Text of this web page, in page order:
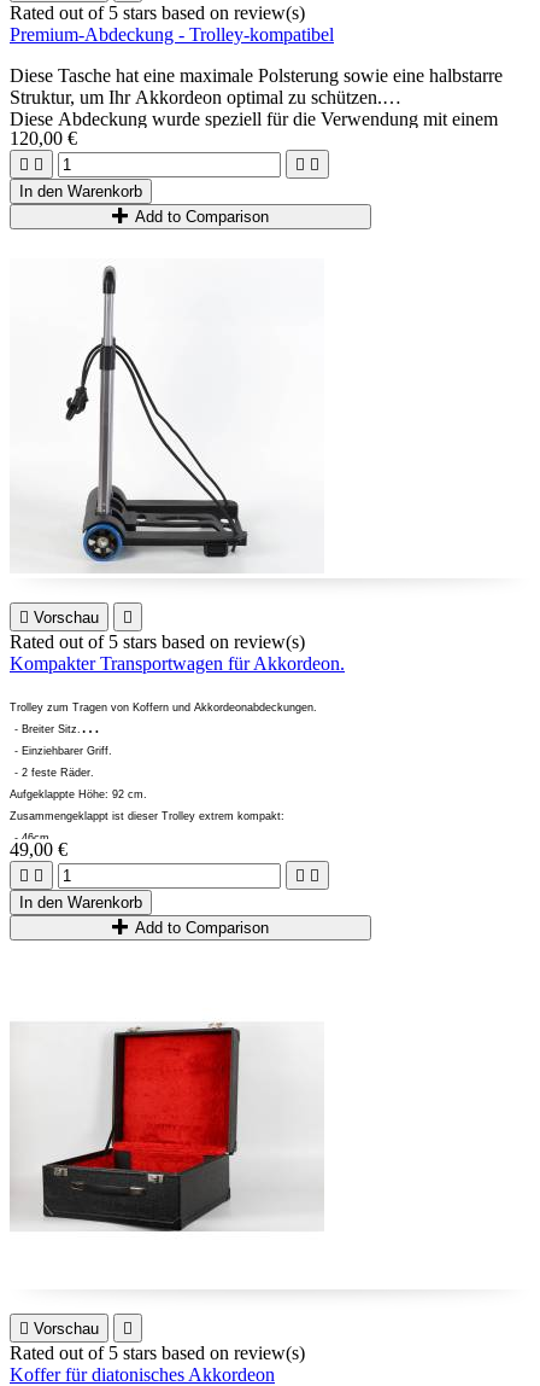
Rated out of 5 stars based on review(s)
Premium-Abdeckung - Trolley-kompatibel
Diese Tasche hat eine maximale Polsterung sowie eine halbstarre
Struktur, um Ihr Akkordeon optimal zu schützen.
Diese Abdeckung wurde speziell für die Verwendung mit einem
Trolley entwickelt (separat erhältlich – siehe Seitenende).
Die einfache und komfortable Lösung für den Transport großer
Akkordeons.
120,00 €
   
In den Warenkorb
Add to Comparison
 Vorschau 
Rated out of 5 stars based on review(s)
Kompakter Transportwagen für Akkordeon.
Trolley zum Tragen von Koffern und Akkordeonabdeckungen.
- Breiter Sitz.
- Einziehbarer Griff.
- 2 feste Räder.
Aufgeklappte Höhe: 92 cm.
Zusammengeklappt ist dieser Trolley extrem kompakt:
- 46cm.
- 25cm.
- 8cm.
Sehr leicht (1,2 kg), kann eine Akkordeonabdeckung oder einen Akkordeonkoffer tragen.
49,00 €
   
In den Warenkorb
Add to Comparison
 Vorschau 
Rated out of 5 stars based on review(s)
Koffer für diatonisches Akkordeon